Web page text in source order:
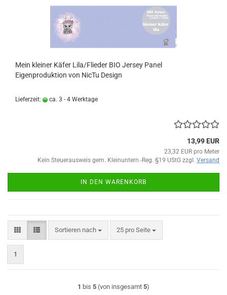
Mein kleiner Käfer Lila/Flieder BIO Jersey Panel
Eigenproduktion von NicTu Design
Lieferzeit: ca. 3 - 4 Werktage
13,99 EUR
23,32 EUR pro Meter
Kein Steuerausweis gem. Kleinuntern.-Reg. §19 UStG zzgl. Versand
IN DEN WARENKORB
Sortieren nach
Sortieren nach 25 pro Seite
pro Seite
1
1 bis 5 (von insgesamt 5)